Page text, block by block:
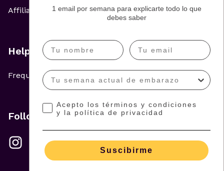
Affiliate and Advertising Policy
Help
Frequently Asked Questions
Follow us
1 email por semana para explicarte todo lo que
debes saber
Acepto los términos y condiciones
y la política de privacidad
Suscibirme